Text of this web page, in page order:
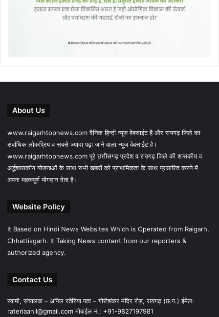
About Us
www.raigarhtopnews.com दैनिक हिन्दी न्यूज वेबसाईट है और रायगढ़ जिले का
सर्वाधिक लोकप्रिय व सबसे ज्यादा पढ़ा जाने वाला न्यूज वेबसाईट है।
www.raigarhtopnews.com पूरे छत्तीसगढ़ प्रदेश व रायगढ़ जिले की शासकीय व
अर्द्धशासकीय योजनाओं के साथ सभी खबरों को प्राथमिकता के साथ प्रसारित करने में
अपना महत्वपूर्ण योगदान देता है।
Website Policy
It Based on Hindi News Websites Which is Operated from Raigarh,
Chhattisgarh. It Taking News content from our reporters &
authorized agency.
Contact Us
स्वामी, संचालक – अनिल रतेरिया पता – गौरीशंकर मंदिर रोड़, रायगढ़ (छ.ग.) ईमेल:
rateriaanil@gmail.comमोबाईल नं.: +91-9827197981